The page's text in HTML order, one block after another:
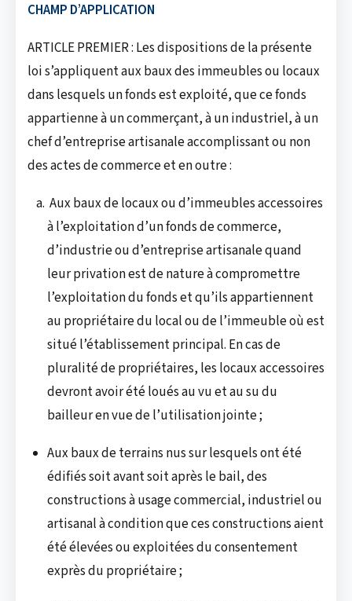
CHAMP D’APPLICATION
ARTICLE PREMIER : Les dispositions de la présente
loi s’appliquent aux baux des immeubles ou locaux
dans lesquels un fonds est exploité, que ce fonds
appartienne à un commerçant, à un industriel, à un
chef d’entreprise artisanale accomplissant ou non
des actes de commerce et en outre :
Aux baux de locaux ou d’immeubles accessoires
à l’exploitation d’un fonds de commerce,
d’industrie ou d’entreprise artisanale quand
leur privation est de nature à compromettre
l’exploitation du fonds et qu’ils appartiennent
au propriétaire du local ou de l’immeuble où est
situé l’établissement principal. En cas de
pluralité de propriétaires, les locaux accessoires
devront avoir été loués au vu et au su du
bailleur en vue de l’utilisation jointe ;
Aux baux de terrains nus sur lesquels ont été
édifiés soit avant soit après le bail, des
constructions à usage commercial, industriel ou
artisanal à condition que ces constructions aient
été élevées ou exploitées du consentement
exprès du propriétaire ;